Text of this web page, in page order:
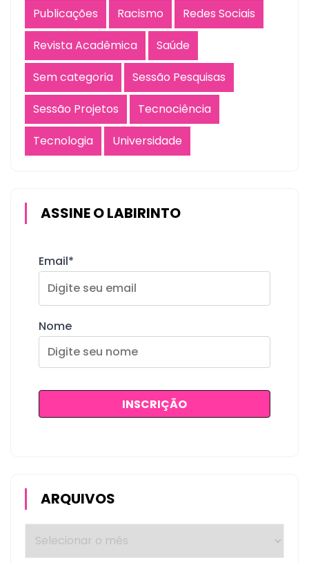
Publicações
Racismo
Redes Sociais
Revista Acadêmica
Saúde
Sem categoria
Sessão Pesquisas
Sessão Projetos
Tecnociência
Tecnologia
Universidade
ASSINE O LABIRINTO
Email*
Nome
ARQUIVOS